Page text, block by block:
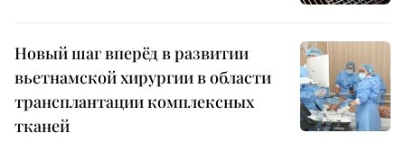
Новый шаг вперёд в развитии
вьетнамской хирургии в области
трансплантации комплексных
тканей